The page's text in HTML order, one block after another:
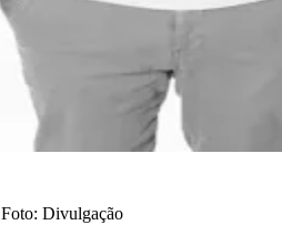
Foto: Divulgação